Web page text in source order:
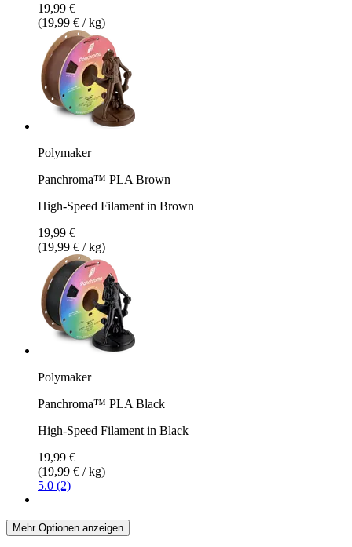
19,99 €
(19,99 € / kg)
Polymaker
Panchroma™ PLA Brown
High-Speed Filament in Brown
19,99 €
(19,99 € / kg)
Polymaker
Panchroma™ PLA Black
High-Speed Filament in Black
19,99 €
(19,99 € / kg)
5.0 (2)
Mehr Optionen anzeigen